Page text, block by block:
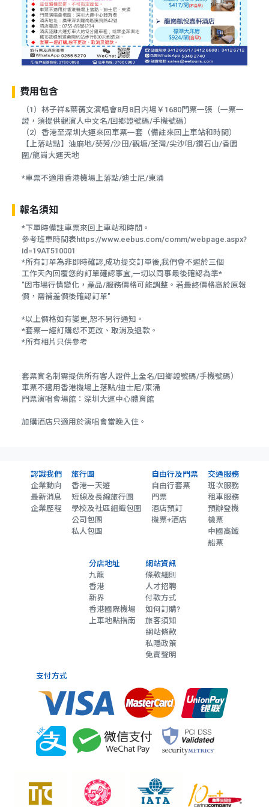
費用包含
（1）林子祥&葉蒨文演唱會8月8日内場￥1680門票一張（一票一
證，須提供觀演人中文名/回鄉證號碼/手機號碼）
（2）香港至深圳大運來回車票一套（備註來回上車站和時間）
【上落站點】油麻地/葵芳/沙田/觀塘/荃灣/尖沙咀/鑽石山/香園
圍/龍崗大運天地
*車票不適用香港機場上落點/迪士尼/東涌
報名須知
*下單時備註車票來回上車站和時間。
參考班車時間表https://www.eebus.com/comm/webpage.aspx?
id=19AT510001
*所有訂單為非即時確認,成功提交訂單後,我們會不遲於三個
工作天內回覆您的訂單確認事宜,一切以同事最後確認為準*
"因市場行情變化，產品/服務價格可能調整。若最終價格高於原報
價，需補差價後確認訂單"
*以上價格如有變更,恕不另行通知。
*套票一經訂購恕不更改、取消及退款。
*所有相片只供參考
套票實名制需提供所有客人證件上全名/回鄉證號碼/手機號碼）
車票不適用香港機場上落點/迪士尼/東涌
門票演唱會場館：深圳大運中心體育館
加購酒店只適用於演唱會當晚入住。
認識我們
企業動向
最新消息
企業歷程
旅行團
香港一天遊
短線及長線旅行團
學校及社區組織包圍
公司包團
私人包團
自由行及門票
自由行套票
門票
酒店預訂
機票+酒店
交通服務
班次服務
租車服務
預辦登機
機票
中國高鐵
船票
分店地址
九龍
香港
新界
香港國際機場
上車地點指南
網站資訊
條款細則
人才招聘
付款方式
如何訂購?
旅客須知
網站條款
私隱政策
免責聲明
支付方式